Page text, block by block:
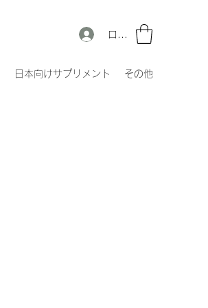
ログイン
日本向けサプリメント その他